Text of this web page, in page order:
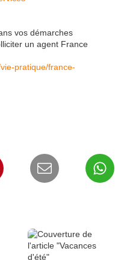
vos démarches
un agent France
pratique/france-